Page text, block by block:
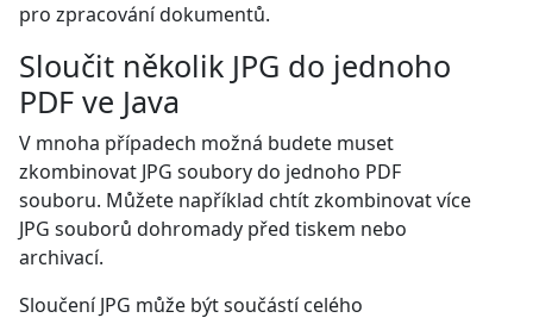
pro zpracování dokumentů.
Sloučit několik JPG do jednoho
PDF ve Java
V mnoha případech možná budete muset
zkombinovat JPG soubory do jednoho PDF
souboru. Můžete například chtít zkombinovat více
JPG souborů dohromady před tiskem nebo
archivací.
Sloučení JPG může být součástí celého